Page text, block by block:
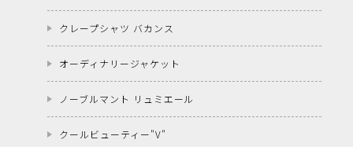
クレープシャツ バカンス
オーディナリージャケット
ノーブルマント リュミエール
クールビューティー"V"